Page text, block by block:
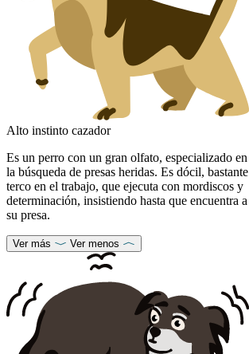
Alto instinto cazador
Es un perro con un gran olfato, especializado en
la búsqueda de presas heridas. Es dócil, bastante
terco en el trabajo, que ejecuta con mordiscos y
determinación, insistiendo hasta que encuentra a
su presa.
Ver más Ver menos